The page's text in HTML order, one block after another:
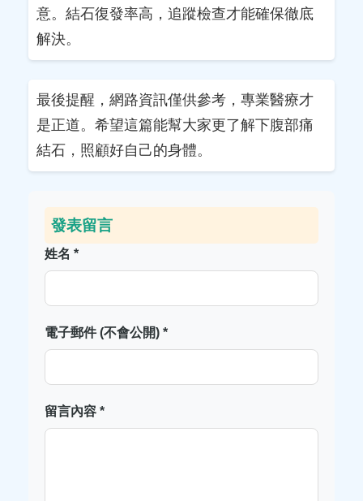
意。結石復發率高，追蹤檢查才能確保徹底
解決。
最後提醒，網路資訊僅供參考，專業醫療才
是正道。希望這篇能幫大家更了解下腹部痛
結石，照顧好自己的身體。
發表留言
姓名 *
電子郵件 (不會公開) *
留言內容 *